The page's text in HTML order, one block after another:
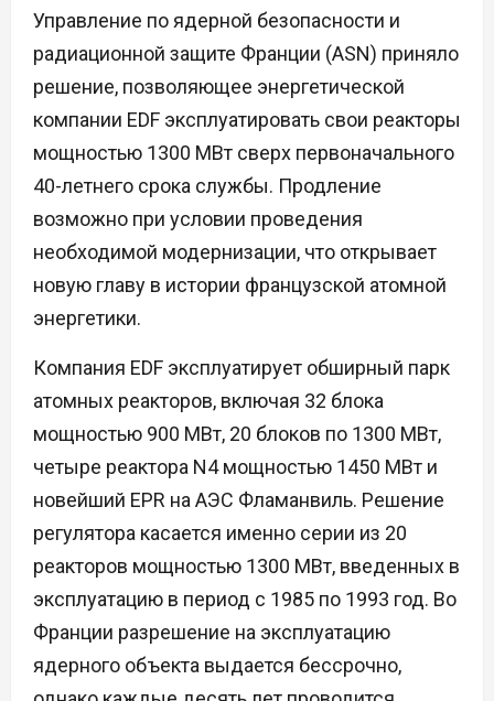
Управление по ядерной безопасности и
радиационной защите Франции (ASN) приняло
решение, позволяющее энергетической
компании EDF эксплуатировать свои реакторы
мощностью 1300 МВт сверх первоначального
40-летнего срока службы. Продление
возможно при условии проведения
необходимой модернизации, что открывает
новую главу в истории французской атомной
энергетики.
Компания EDF эксплуатирует обширный парк
атомных реакторов, включая 32 блока
мощностью 900 МВт, 20 блоков по 1300 МВт,
четыре реактора N4 мощностью 1450 МВт и
новейший EPR на АЭС Фламанвиль. Решение
регулятора касается именно серии из 20
реакторов мощностью 1300 МВт, введенных в
эксплуатацию в период с 1985 по 1993 год. Во
Франции разрешение на эксплуатацию
ядерного объекта выдается бессрочно,